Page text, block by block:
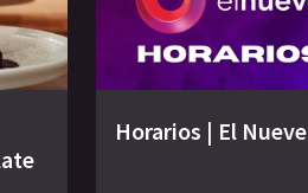
Horarios | El Nueve